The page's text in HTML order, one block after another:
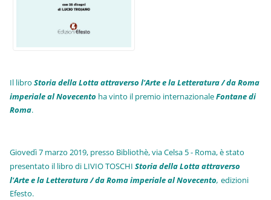
Il libroStoria della Lotta attraverso l'Arte e la Letteratura / da Roma
imperiale al Novecento ha vinto il premio internazionaleFontane di
Roma.
Giovedì 7 marzo 2019, presso Bibliothè, via Celsa 5 - Roma, è stato
presentato il libro di LIVIO TOSCHIStoria della Lotta attraverso
l'Arte e la Letteratura / da Roma imperiale al Novecento, edizioni
Efesto.